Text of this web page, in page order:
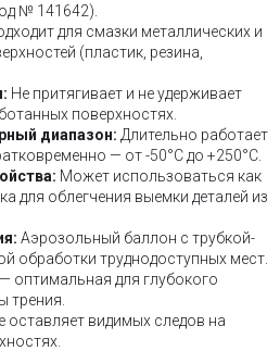
№ 141642).
для смазки металлических и
(пластик, резина,
Не притягивает и не удерживает
поверхностях.
диапазон: Длительно работает
— от -50°C до +250°C.
Может использоваться как
для облегчения выемки деталей из
Аэрозольный баллон с трубкой-
обработки труднодоступных мест.
оптимальная для глубокого
трения.
оставляет видимых следов на